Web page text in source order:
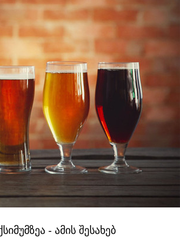
- ამის შესახებ